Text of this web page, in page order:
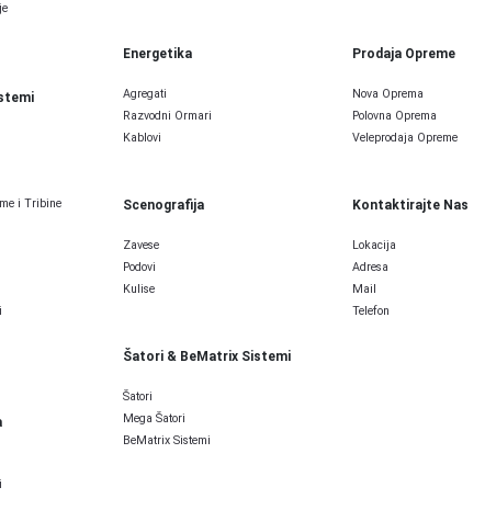
i Tribine
Energetika
Agregati
Razvodni Ormari
Kablovi
Scenografija
Zavese
Podovi
Kulise
Šatori & BeMatrix Sistemi
Šatori
Mega Šatori
BeMatrix Sistemi
Prodaja Opreme
Nova Oprema
Polovna Oprema
Veleprodaja Opreme
Kontaktirajte Nas
Lokacija
Adresa
Mail
Telefon